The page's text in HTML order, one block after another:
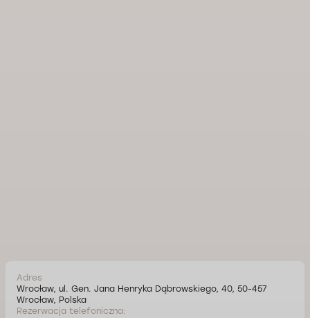
Adres
Wrocław, ul. Gen. Jana Henryka Dąbrowskiego, 40, 50-457
Wrocław, Polska
Rezerwacja telefoniczna: